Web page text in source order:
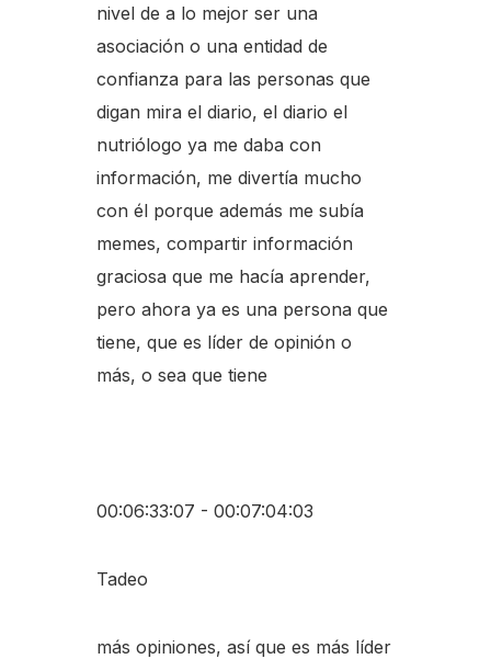
nivel de a lo mejor ser una
asociación o una entidad de
confianza para las personas que
digan mira el diario, el diario el
nutriólogo ya me daba con
información, me divertía mucho
con él porque además me subía
memes, compartir información
graciosa que me hacía aprender,
pero ahora ya es una persona que
tiene, que es líder de opinión o
más, o sea que tiene
00:06:33:07 - 00:07:04:03
Tadeo
más opiniones, así que es más líder